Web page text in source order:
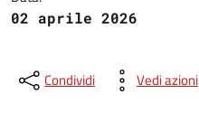
02 aprile 2026
Condividi Vedi azioni